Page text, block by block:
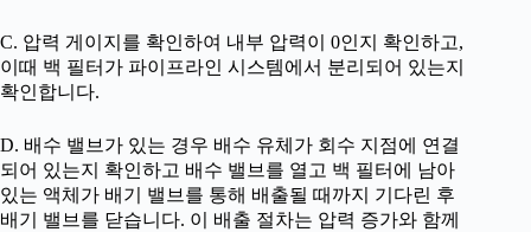
C. 압력 게이지를 확인하여 내부 압력이 0인지 확인하고,
이때 백 필터가 파이프라인 시스템에서 분리되어 있는지
확인합니다.
D. 배수 밸브가 있는 경우 배수 유체가 회수 지점에 연결
되어 있는지 확인하고 배수 밸브를 열고 백 필터에 남아
있는 액체가 배기 밸브를 통해 배출될 때까지 기다린 후
배기 밸브를 닫습니다. 이 배출 절차는 압력 증가와 함께